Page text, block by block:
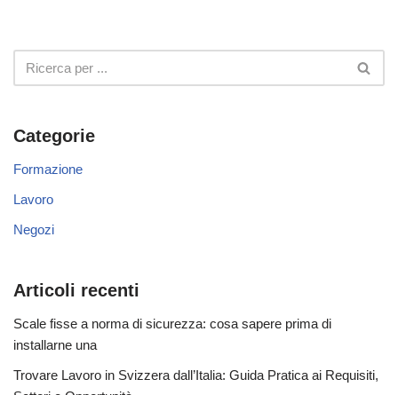
Categorie
Formazione
Lavoro
Negozi
Articoli recenti
Scale fisse a norma di sicurezza: cosa sapere prima di
installarne una
Trovare Lavoro in Svizzera dall’Italia: Guida Pratica ai Requisiti,